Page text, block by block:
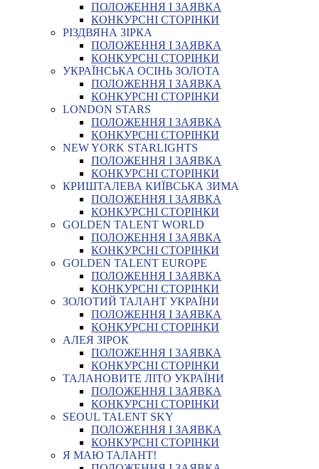
ПОЛОЖЕННЯ І ЗАЯВКА
КОНКУРСНІ СТОРІНКИ
РІЗДВЯНА ЗІРКА
ПОЛОЖЕННЯ І ЗАЯВКА
КОНКУРСНІ СТОРІНКИ
УКРАЇНСЬКА ОСІНЬ ЗОЛОТА
ПОЛОЖЕННЯ І ЗАЯВКА
КОНКУРСНІ СТОРІНКИ
LONDON STARS
ПОЛОЖЕННЯ І ЗАЯВКА
КОНКУРСНІ СТОРІНКИ
NEW YORK STARLIGHTS
ПОЛОЖЕННЯ І ЗАЯВКА
КОНКУРСНІ СТОРІНКИ
КРИШТАЛЕВА КИЇВСЬКА ЗИМА
ПОЛОЖЕННЯ І ЗАЯВКА
КОНКУРСНІ СТОРІНКИ
GOLDEN TALENT WORLD
ПОЛОЖЕННЯ І ЗАЯВКА
КОНКУРСНІ СТОРІНКИ
GOLDEN TALENT EUROPE
ПОЛОЖЕННЯ І ЗАЯВКА
КОНКУРСНІ СТОРІНКИ
ЗОЛОТИЙ ТАЛАНТ УКРАЇНИ
ПОЛОЖЕННЯ І ЗАЯВКА
КОНКУРСНІ СТОРІНКИ
АЛЕЯ ЗІРОК
ПОЛОЖЕННЯ І ЗАЯВКА
КОНКУРСНІ СТОРІНКИ
ТАЛАНОВИТЕ ЛІТО УКРАЇНИ
ПОЛОЖЕННЯ І ЗАЯВКА
КОНКУРСНІ СТОРІНКИ
SEOUL TALENT SKY
ПОЛОЖЕННЯ І ЗАЯВКА
КОНКУРСНІ СТОРІНКИ
Я МАЮ ТАЛАНТ!